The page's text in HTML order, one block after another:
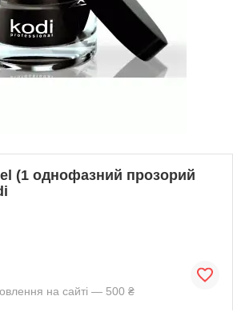
(1 однофазний прозорий
на сайті — 500 ₴